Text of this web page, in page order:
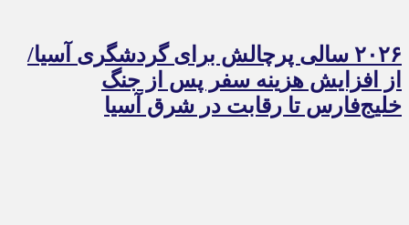
۲۰۲۶ سالی پرچالش برای گردشگری آسیا/
از افزایش هزینه سفر پس از جنگ
خلیج‌فارس تا رقابت در شرق آسیا